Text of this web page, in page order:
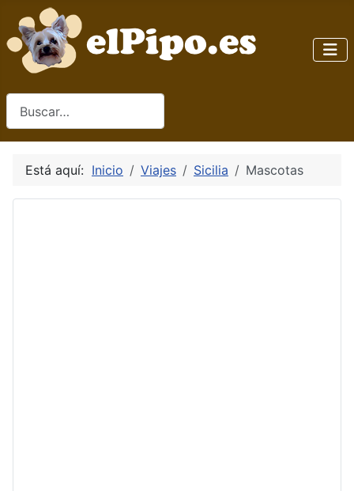
Está aquí: Inicio Viajes Sicilia Mascotas